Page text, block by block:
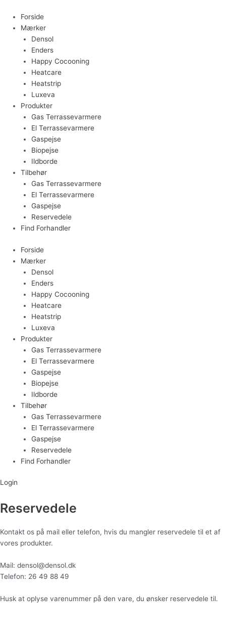
indholdet
Forside
Mærker
Densol
Enders
Happy Cocooning
Heatcare
Heatstrip
Luxeva
Produkter
Gas Terrassevarmere
El Terrassevarmere
Gaspejse
Biopejse
Ildborde
Tilbehør
Gas Terrassevarmere
El Terrassevarmere
Gaspejse
Reservedele
Find Forhandler
Forside
Mærker
Densol
Enders
Happy Cocooning
Heatcare
Heatstrip
Luxeva
Produkter
Gas Terrassevarmere
El Terrassevarmere
Gaspejse
Biopejse
Ildborde
Tilbehør
Gas Terrassevarmere
El Terrassevarmere
Gaspejse
Reservedele
Find Forhandler
Login
Reservedele
Kontakt os på mail eller telefon, hvis du mangler reservedele til et af
vores produkter.
Mail: densol@densol.dk
Telefon: 26 49 88 49
Husk at oplyse varenummer på den vare, du ønsker reservedele til.